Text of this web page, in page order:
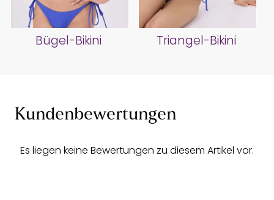
Bügel-Bikini Triangel-Bikini
Kundenbewertungen
Es liegen keine Bewertungen zu diesem Artikel vor.